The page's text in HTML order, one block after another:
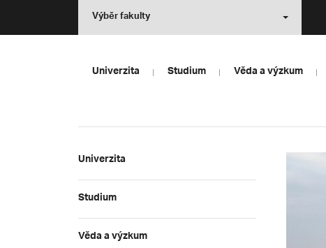
Výběr fakulty
Univerzita Studium Věda a výzkum
Univerzita
Studium
Věda a výzkum